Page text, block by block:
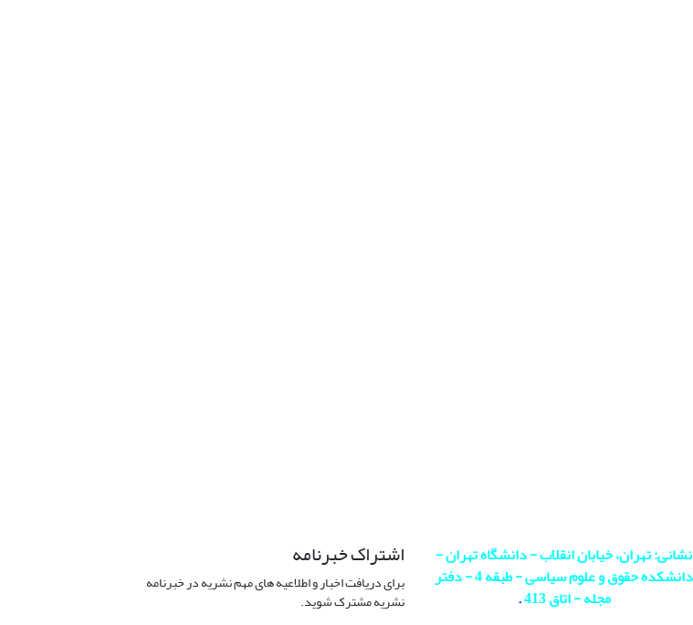
نشانی: تهران، خیابان انقلاب - دانشگاه تهران -
دانشکده حقوق و علوم سیاسی - طبقه 4 - دفتر
مجله - اتاق 413
.
اشتراک خبرنامه
برای دریافت اخبار و اطلاعیه های مهم نشریه در خبرنامه
نشریه مشترک شوید.